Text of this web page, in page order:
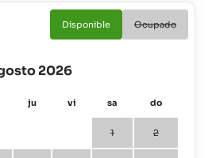
Disponible Ocupado
2026
ju vi sa do
1 2